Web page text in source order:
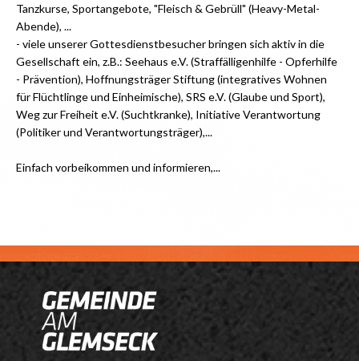
Tanzkurse, Sportangebote, "Fleisch & Gebrüll" (Heavy-Metal-
Abende), ...
- viele unserer Gottesdienstbesucher bringen sich aktiv in die
Gesellschaft ein, z.B.: Seehaus e.V. (Straffälligenhilfe - Opferhilfe
- Prävention), Hoffnungsträger Stiftung (integratives Wohnen
für Flüchtlinge und Einheimische), SRS e.V. (Glaube und Sport),
Weg zur Freiheit e.V. (Suchtkranke), Initiative Verantwortung
(Politiker und Verantwortungsträger),...
Einfach vorbeikommen und informieren,...